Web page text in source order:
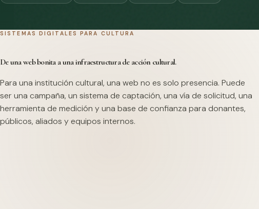
SISTEMAS DIGITALES PARA CULTURA
De una web bonita a una infraestructura de acción cultural.
Para una institución cultural, una web no es solo presencia. Puede
ser una campaña, un sistema de captación, una vía de solicitud, una
herramienta de medición y una base de confianza para donantes,
públicos, aliados y equipos internos.